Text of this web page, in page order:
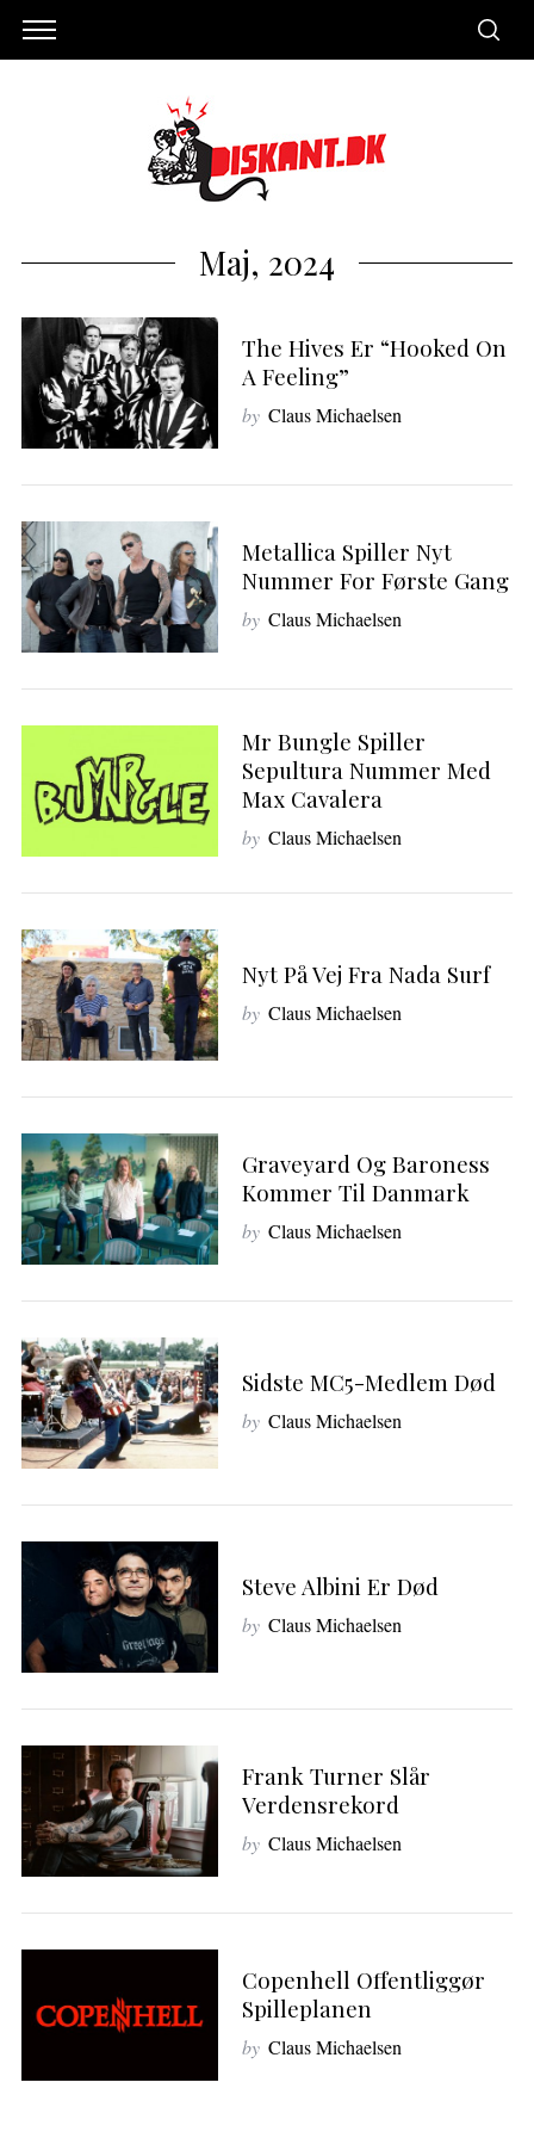
Maj, 2024
The Hives Er “Hooked On
A Feeling”
by Claus Michaelsen
Metallica Spiller Nyt
Nummer For Første Gang
by Claus Michaelsen
Mr Bungle Spiller
Sepultura Nummer Med
Max Cavalera
by Claus Michaelsen
Nyt På Vej Fra Nada Surf
by Claus Michaelsen
Graveyard Og Baroness
Kommer Til Danmark
by Claus Michaelsen
Sidste MC5-Medlem Død
by Claus Michaelsen
Steve Albini Er Død
by Claus Michaelsen
Frank Turner Slår
Verdensrekord
by Claus Michaelsen
Copenhell Offentliggør
Spilleplanen
by Claus Michaelsen
S
e
a
r
f
o
r
: